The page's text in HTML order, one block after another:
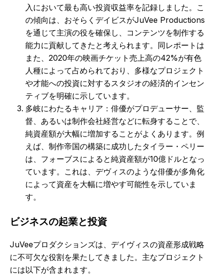
入において最も高い投資収益率を記録しました。こ
の傾向は、おそらくデイビスがJuVee Productions
を通じて主演の役を確保し、コンテンツを制作する
能力に貢献してきたと考えられます。同レポートは
また、2020年の映画チケット売上高の42%が有色
人種によって占められており、多様なプロジェクト
や才能への投資に対するスタジオの経済的インセン
ティブを明確に示しています。
多岐にわたるキャリア：俳優がプロデューサー、監
督、あるいは制作会社経営などに転身することで、
純資産額が大幅に増加することがよくあります。例
えば、制作帝国の構築に成功したタイラー・ペリー
は、フォーブスによると純資産額が10億ドルとなっ
ています。これは、デヴィスのような俳優が多角化
によって資産を大幅に増やす可能性を示していま
す。
ビジネスの起業と投資
JuVeeプロダクションズは、デイヴィスの資産形成戦略
に不可欠な役割を果たしてきました。主なプロジェクト
には以下が含まれます。